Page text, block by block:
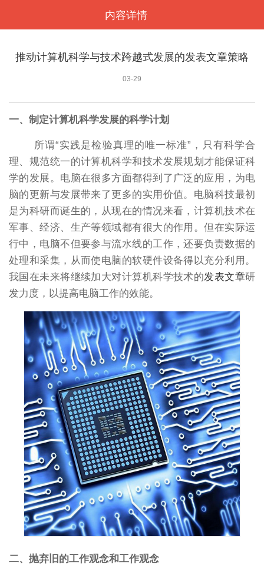
内容详情
推动计算机科学与技术跨越式发展的发表文章策略
03-29
一、制定计算机科学发展的科学计划
所谓“实践是检验真理的唯一标准”，只有科学合
理、规范统一的计算机科学和技术发展规划才能保证科
学的发展。电脑在很多方面都得到了广泛的应用，为电
脑的更新与发展带来了更多的实用价值。电脑科技最初
是为科研而诞生的，从现在的情况来看，计算机技术在
军事、经济、生产等领域都有很大的作用。但在实际运
行中，电脑不但要参与流水线的工作，还要负责数据的
处理和采集，从而使电脑的软硬件设备得以充分利用。
我国在未来将继续加大对计算机科学技术的发表文章研
发力度，以提高电脑工作的效能。
二、抛弃旧的工作观念和工作观念